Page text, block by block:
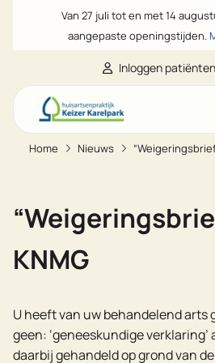
Van 27 juli tot en met 14
aangepaste openingstijden.
Inloggen
Ga naar de hoofdinhoud
Ga naar de footer
Ga naar de
Home Nieuws
KNMG
U heeft van uw behandelend arts
geen: ‘geneeskundige
daarbij gehandeld op grond van
Veelgestelde vragen